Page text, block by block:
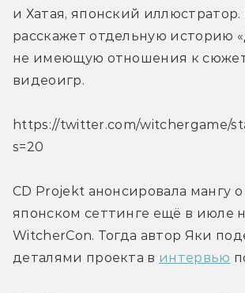
и Хатая, японский иллюстратор.
расскажет отдельную историю
не имеющую отношения к
видеоигр.
https://twitter.com/witchergame/
s=20
CD Projekt анонсировала мангу
японском сеттинге ещё в июле
WitcherCon. Тогда автор Яки
деталями проекта в интервью